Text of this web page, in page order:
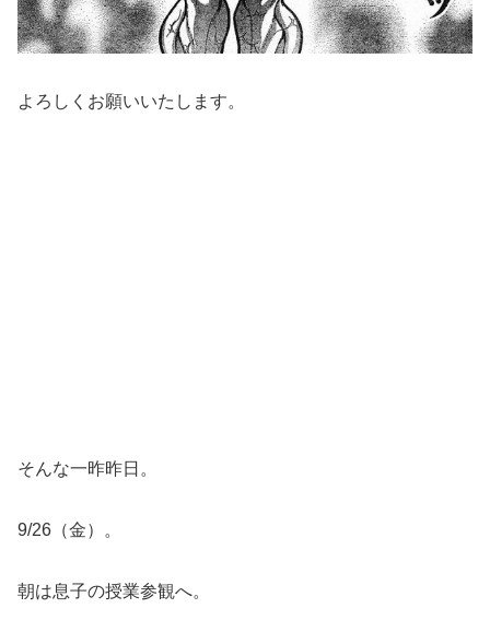
よろしくお願いいたします。
そんな一昨昨日。
9/26（金）。
朝は息子の授業参観へ。